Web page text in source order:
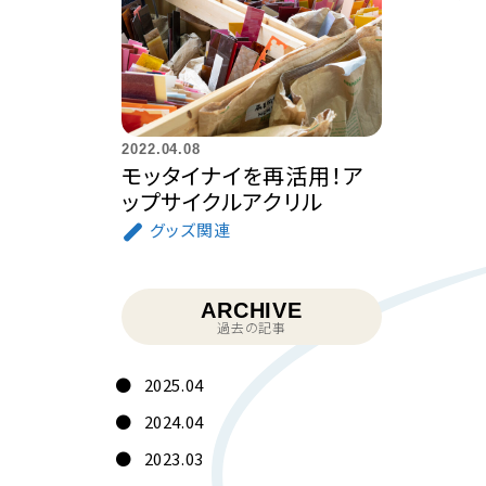
2022.04.08
モッタイナイを再活用！ア
ップサイクルアクリル
グッズ関連
ARCHIVE
過去の記事
2025.04
2024.04
2023.03